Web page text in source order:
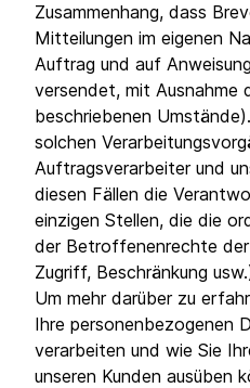
Zusammenhang, dass
Mitteilungen im eigenen
Auftrag und auf
versendet, mit Ausnahme
beschriebenen
solchen
Auftragsverarbeiter und
diesen Fällen die
einzigen Stellen, die die
der Betroffenenrechte der
Zugriff, Beschränkung
Um mehr darüber zu
Ihre personenbezogenen
verarbeiten und wie Sie
unseren Kunden ausüben